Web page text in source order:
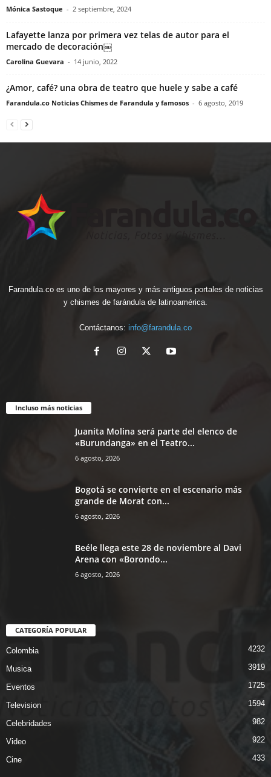
Mónica Sastoque - 2 septiembre, 2024
Lafayette lanza por primera vez telas de autor para el
mercado de decoración￼
Carolina Guevara - 14 junio, 2022
¿Amor, café? una obra de teatro que huele y sabe a café
Farandula.co Noticias Chismes de Farandula y famosos - 6 agosto, 2019
Farandula.co es uno de los mayores y más antiguos portales de noticias
y chismes de farándula de latinoamérica.
Contáctanos: info@farandula.co
Incluso más noticias
Juanita Molina será parte del elenco de
«Burundanga» en el Teatro...
6 agosto, 2026
Bogotá se convierte en el escenario más
grande de Morat con...
6 agosto, 2026
Beéle llega este 28 de noviembre al Davi
Arena con «Borondo...
6 agosto, 2026
CATEGORÍA POPULAR
Colombia 4232
Musica 3919
Eventos 1725
Television 1594
Celebridades 982
Video 922
Cine 433